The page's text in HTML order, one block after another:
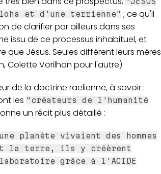
et d'une terrienne" ; ce qu'il
de clarifier par ailleurs dans ses
issu de ce processus inhabituel, et
Jésus. Seules diffèrent leurs mères
Colette Vorilhon pour l'autre).
de la doctrine raëlienne, à savoir :
les "créateurs de l'humanité
un récit plus détaillé :
planète vivaient des hommes
la terre, ils y créèrent
grâce à l'ACIDE